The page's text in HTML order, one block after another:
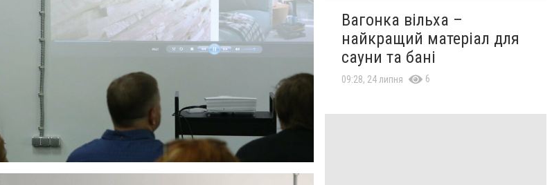
Вагонка вільха –
найкращий матеріал для
сауни та бані
09:28, 24 липня 6